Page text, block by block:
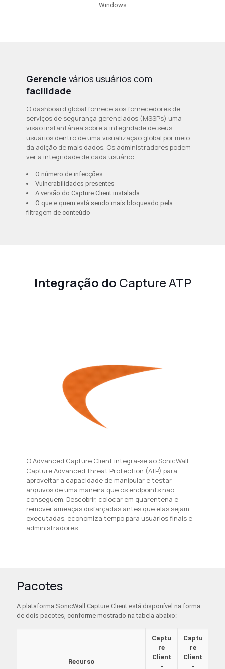
Windows
Gerencievários usuários com
facilidade
O dashboard global fornece aos fornecedores de
serviços de segurança gerenciados (MSSPs) uma
visão instantânea sobre a integridade de seus
usuários dentro de uma visualização global por meio
da adição de mais dados. Os administradores podem
ver a integridade de cada usuário:
O número de infecções
Vulnerabilidades presentes
A versão do Capture Client instalada
O que e quem está sendo mais bloqueado pela
filtragem de conteúdo
Integração do Capture ATP
O Advanced Capture Client integra-se ao SonicWall
Capture Advanced Threat Protection (ATP) para
aproveitar a capacidade de manipular e testar
arquivos de uma maneira que os endpoints não
conseguem. Descobrir, colocar em quarentena e
remover ameaças disfarçadas antes que elas sejam
executadas, economiza tempo para usuários finais e
administradores.
Pacotes
A plataforma SonicWall Capture Client está disponível na forma
de dois pacotes, conforme mostrado na tabela abaixo:
Recurso
Captu
re
Client
-
Captu
re
Client
-